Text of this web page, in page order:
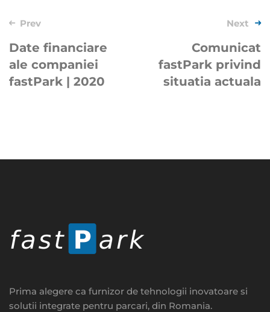
Post
navigation
Prev
Date financiare
ale companiei
fastPark | 2020
Next
Comunicat
fastPark privind
situatia actuala
Prima alegere ca furnizor de tehnologii inovatoare si
solutii integrate pentru parcari, din Romania.